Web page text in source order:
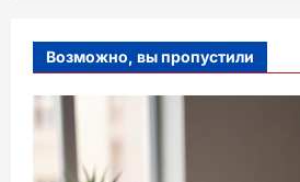
Возможно, вы пропустили